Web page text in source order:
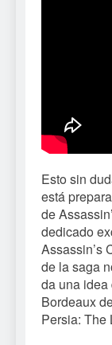
Esto sin
está
de
dedicado
Assassin’s
de la saga
da una idea
Bordeaux
Persia: The